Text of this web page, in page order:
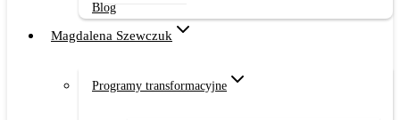
Blog
Magdalena Szewczuk
Programy transformacyjne